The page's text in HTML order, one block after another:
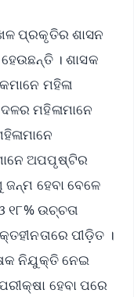
ପ୍ରକୃତିର ଶାସନ
। ଶାସକ
ମହିଳା
ମହିଳାମାନେ
ଅପପୃଷ୍ଟିର
ହେବା ବେଳେ
ଉଚ୍ଚତା
ପୀଡ଼ିତ ।
ନିଯୁକ୍ତି ନେଇ
ହେବା ପରେ